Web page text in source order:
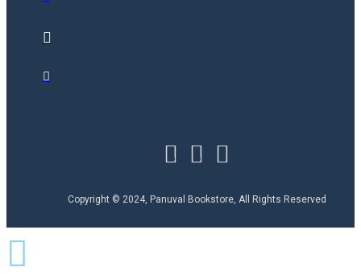
Copyright © 2024, Panuval Bookstore, All Rights Reserved